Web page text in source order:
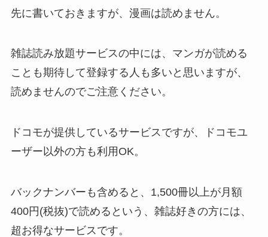
先に書いておきますが、漫画は読めません。
雑誌読み放題サービスの中には、マンガが読める
ことも期待して登録する人も多いと思いますが、
読めませんのでご注意ください。
ドコモが提供しているサービスですが、ドコモユ
ーザー以外の方も利用OK。
バックナンバーも含めると、1,500冊以上が月額
400円(税抜)で読めるという、雑誌好きの方には、
超お得なサービスです。